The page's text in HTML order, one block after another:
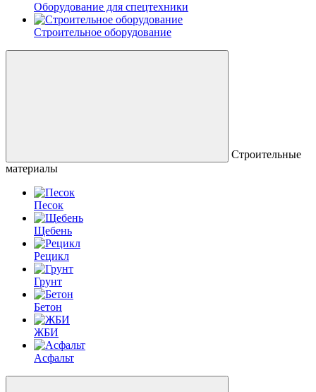
Оборудование для спецтехники
Строительное оборудование
Строительные
материалы
Песок
Щебень
Рецикл
Грунт
Бетон
ЖБИ
Асфальт